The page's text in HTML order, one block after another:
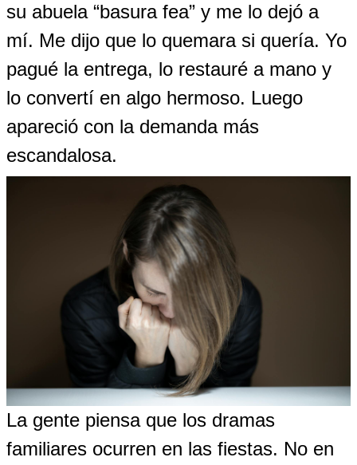
su abuela “basura fea” y me lo dejó a
mí. Me dijo que lo quemara si quería. Yo
pagué la entrega, lo restauré a mano y
lo convertí en algo hermoso. Luego
apareció con la demanda más
escandalosa.
La gente piensa que los dramas
familiares ocurren en las fiestas. No en